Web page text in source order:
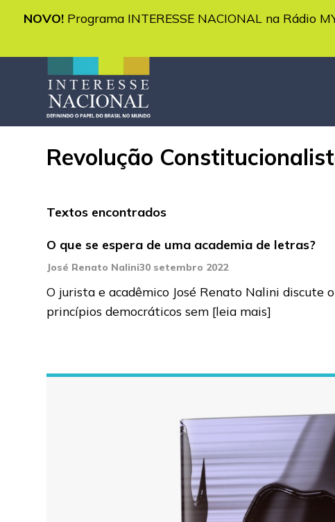
NOVO! Programa INTERESSE NACIONAL na Rádio
Revolução
Textos encontrados
O que se espera de uma academia de letras?
José Renato Nalini30 setembro 2022
O jurista e acadêmico José Renato Nalini discute
princípios democráticos sem [leia mais]